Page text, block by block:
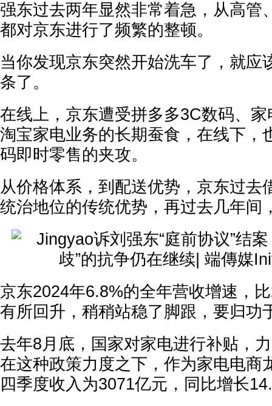
强东过去两年显然非常着急，从高管
都对京东进行了频繁的整顿。
当你发现京东突然开始洗车了，就应
条了。
在线上，京东遭受拼多多3C数码、
淘宝家电业务的长期蚕食，在线下，
码即时零售的夹攻。
从价格体系，到配送优势，京东过去
统治地位的传统优势，再过去几年间
京东2024年6.8%的全年营收增速，
有所回升，稍稍站稳了脚跟，要归功
去年8月底，国家对家电进行补贴，
在这种政策力度之下，作为家电电商
四季度收入为3071亿元，同比增长